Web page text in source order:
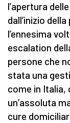
l’apertura
dall’inizio
l’ennesima
escalation
persone che
stata una
come in Italia,
un’assoluta
cure